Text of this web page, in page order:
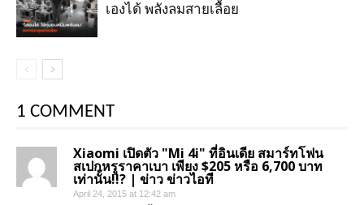
เองได้ พลังลมสายเลื้อย
1 COMMENT
Xiaomi เปิดตัว "Mi 4i" ที่อินเดีย สมาร์ทโฟน
สเปกหรูราคาเบา เพียง $205 หรือ 6,700 บาท
เท่านั้น!!? | ข่าว ข่าวไอที
April 24, 2015 at 12:42 am